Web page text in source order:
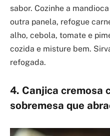
sabor. Cozinhe a
outra panela, refogue
alho, cebola, tomate e
cozida e misture bem.
refogada.
4. Canjica cremosa
sobremesa que